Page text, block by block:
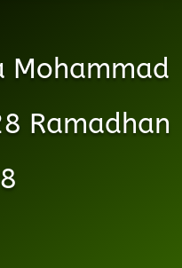
Mohammad
Ramadhan